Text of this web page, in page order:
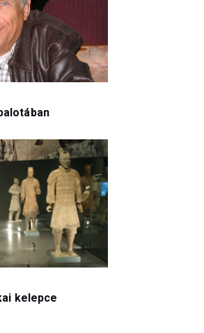
kelepce